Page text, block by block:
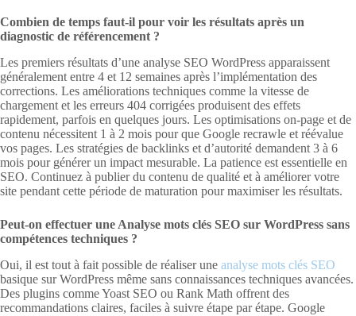
Combien de temps faut-il pour voir les résultats après un
diagnostic de référencement ?
Les premiers résultats d’une analyse SEO WordPress apparaissent
généralement entre 4 et 12 semaines après l’implémentation des
corrections. Les améliorations techniques comme la vitesse de
chargement et les erreurs 404 corrigées produisent des effets
rapidement, parfois en quelques jours. Les optimisations on-page et de
contenu nécessitent 1 à 2 mois pour que Google recrawle et réévalue
vos pages. Les stratégies de backlinks et d’autorité demandent 3 à 6
mois pour générer un impact mesurable. La patience est essentielle en
SEO. Continuez à publier du contenu de qualité et à améliorer votre
site pendant cette période de maturation pour maximiser les résultats.
Peut-on effectuer une Analyse mots clés SEO sur WordPress sans
compétences techniques ?
Oui, il est tout à fait possible de réaliser une analyse mots clés SEO
basique sur WordPress même sans connaissances techniques avancées.
Des plugins comme Yoast SEO ou Rank Math offrent des
recommandations claires, faciles à suivre étape par étape. Google